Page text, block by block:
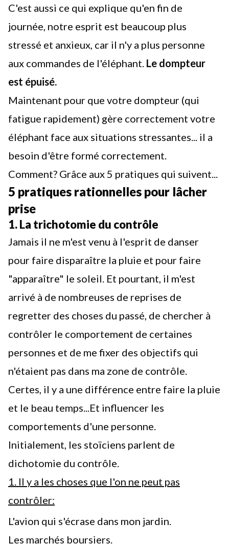
C'est aussi ce qui explique qu'en fin de
journée, notre esprit est beaucoup plus
stressé et anxieux, car il n'y a plus personne
aux commandes de l'éléphant. Le dompteur
est épuisé.
Maintenant pour que votre dompteur (qui
fatigue rapidement) gère correctement votre
éléphant face aux situations stressantes... il a
besoin d'être formé correctement.
Comment? Grâce aux 5 pratiques qui suivent...
5 pratiques rationnelles pour lâcher
prise
1. La trichotomie du contrôle
Jamais il ne m'est venu à l'esprit de danser
pour faire disparaître la pluie et pour faire
"apparaître" le soleil. Et pourtant, il m'est
arrivé à de nombreuses de reprises de
regretter des choses du passé, de chercher à
contrôler le comportement de certaines
personnes et de me fixer des objectifs qui
n'étaient pas dans ma zone de contrôle.
Certes, il y a une différence entre faire la pluie
et le beau temps...Et influencer les
comportements d'une personne.
Initialement, les stoïciens parlent de
dichotomie du contrôle.
1. Il y a les choses que l'on ne peut pas
contrôler:
L'avion qui s'écrase dans mon jardin.
Les marchés boursiers.